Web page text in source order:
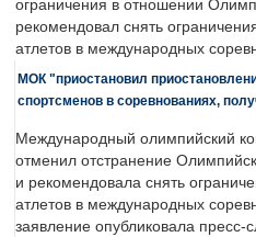
ограничения в отношении
рекомендовал снять
атлетов в международных
МОК "приостановил
спортсменов в соревнованиях,
Международный олимпийский
отменил отстранение
и рекомендовала снять
атлетов в международных
заявление опубликовала